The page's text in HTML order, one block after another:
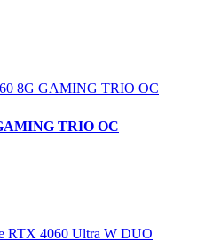
TRIO OC